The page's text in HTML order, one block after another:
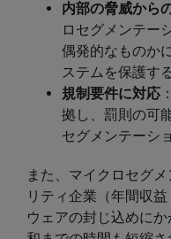
内部の脅威から
ロセグメンテー
偶発的なものか
ステムを保護す
規制要件に対応
拠し、罰則の可
セグメンテーシ
また、マイクロセグ
リティ企業（年間収
ウェアの封じ込めに